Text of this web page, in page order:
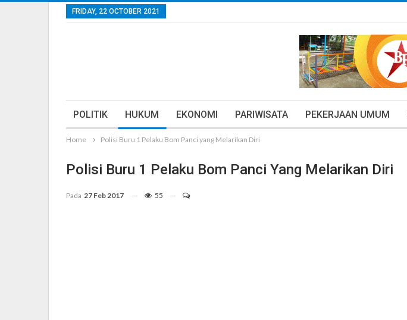
FRIDAY, 22 OCTOBER 2021
POLITIK HUKUM EKONOMI PARIWISATA PEKERJAAN UMUM
Home Polisi Buru 1 Pelaku Bom Panci yang Melarikan Diri
Polisi Buru 1 Pelaku Bom Panci Yang Melarikan Diri
Pada 27 Feb 2017 55